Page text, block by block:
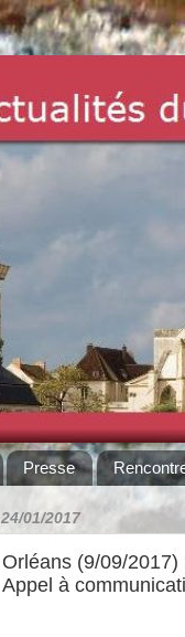
Presse
24/01/2017
Orléans (9/09/
Appel à